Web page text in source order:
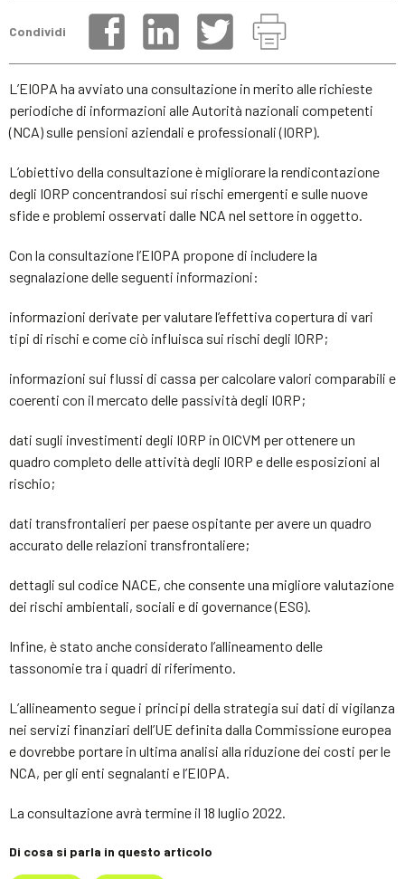
Condividi
L’EIOPA ha avviato una consultazione in merito alle richieste
periodiche di informazioni alle Autorità nazionali competenti
(NCA) sulle pensioni aziendali e professionali (IORP).
L’obiettivo della consultazione è migliorare la rendicontazione
degli IORP concentrandosi sui rischi emergenti e sulle nuove
sfide e problemi osservati dalle NCA nel settore in oggetto.
Con la consultazione l’EIOPA propone di includere la
segnalazione delle seguenti informazioni:
informazioni derivate per valutare l’effettiva copertura di vari
tipi di rischi e come ciò influisca sui rischi degli IORP;
informazioni sui flussi di cassa per calcolare valori comparabili e
coerenti con il mercato delle passività degli IORP;
dati sugli investimenti degli IORP in OICVM per ottenere un
quadro completo delle attività degli IORP e delle esposizioni al
rischio;
dati transfrontalieri per paese ospitante per avere un quadro
accurato delle relazioni transfrontaliere;
dettagli sul codice NACE, che consente una migliore valutazione
dei rischi ambientali, sociali e di governance (ESG).
Infine, è stato anche considerato l’allineamento delle
tassonomie tra i quadri di riferimento.
L’allineamento segue i principi della strategia sui dati di vigilanza
nei servizi finanziari dell’UE definita dalla Commissione europea
e dovrebbe portare in ultima analisi alla riduzione dei costi per le
NCA, per gli enti segnalanti e l’EIOPA.
La consultazione avrà termine il 18 luglio 2022.
Di cosa si parla in questo articolo